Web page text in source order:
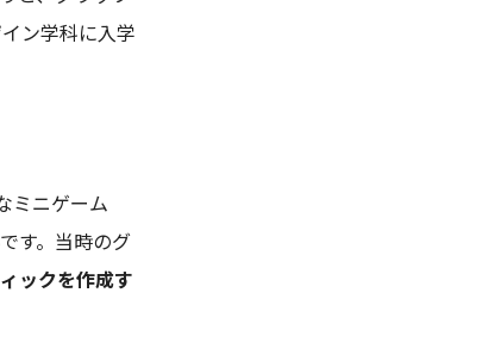
ン学科に入学
ミニゲーム
す。当時のグ
ックを作成す